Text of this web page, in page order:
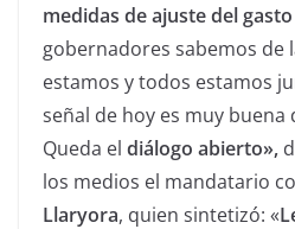
medidas de ajuste del
gobernadores sabemos de
estamos y todos estamos
señal de hoy es muy
Queda el diálogo abierto»,
los medios el mandatario
Llaryora, quien sintetizó: «